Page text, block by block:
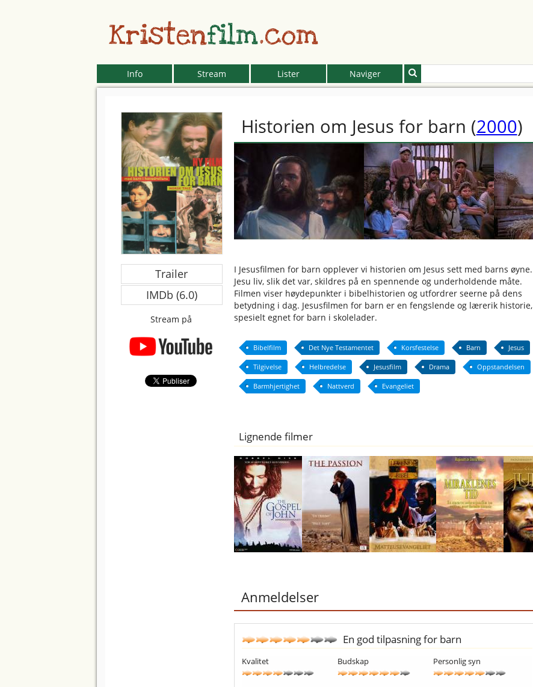
Kristenfilm.com
Info Stream Lister Naviger
Trailer
IMDb (6.0)
Stream på
Historien om Jesus for barn (2000)
I Jesusfilmen for barn opplever vi historien om Jesus sett med barns øyne.
Jesu liv, slik det var, skildres på en spennende og underholdende måte.
Filmen viser høydepunkter i bibelhistorien og utfordrer seerne på dens
betydning i dag. Jesusfilmen for barn er en fengslende og lærerik historie,
spesielt egnet for barn i skolelader.
Bibelfilm Det Nye Testamentet Korsfestelse Barn Jesus
Tilgivelse Helbredelse Jesusfilm Drama Oppstandelsen
Barmhjertighet Nattverd Evangeliet
Lignende filmer
Anmeldelser
En god tilpasning for barn
Kvalitet Budskap Personlig syn